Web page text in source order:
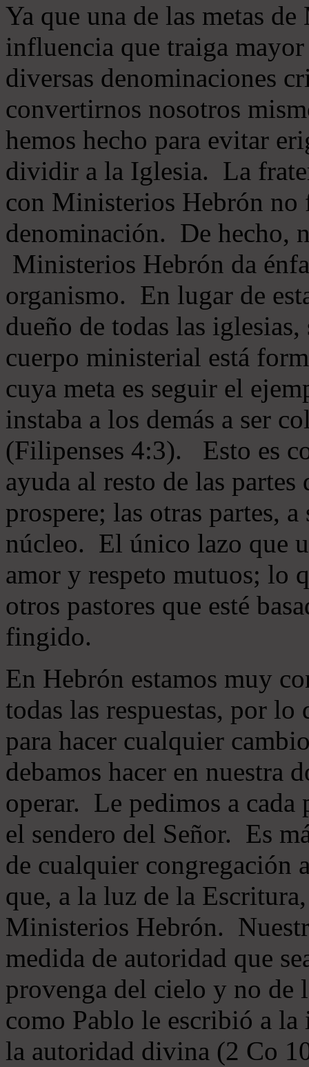
Ya que una de las metas
influencia que traiga
diversas denominaciones
convertirnos nosotros
hemos hecho para evitar
dividir a la Iglesia. La
con Ministerios Hebrón no
denominación. De hecho,
Ministerios Hebrón da
organismo. En lugar de
dueño de todas las
cuerpo ministerial está
cuya meta es seguir el
instaba a los demás a ser
(Filipenses 4:3). Esto es
ayuda al resto de las
prospere; las otras partes,
núcleo. El único lazo que
amor y respeto mutuos; lo
otros pastores que esté
fingido.
En Hebrón estamos muy
todas las respuestas, por
para hacer cualquier
debamos hacer en nuestra
operar. Le pedimos a cada
el sendero del Señor. Es
de cualquier congregación
que, a la luz de la
Ministerios Hebrón.
medida de autoridad que
provenga del cielo y no de
como Pablo le escribió a
la autoridad divina (2 Co